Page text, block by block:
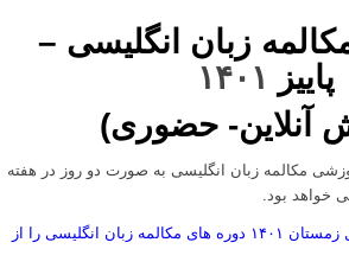
زبان انگلیسی –
پاییز
۱۴۰۱
آنلاین- حضوری)
مکالمه زبان انگلیسی به صورت دو روز در هفته
بود.
برنامه فصل زمستان ۱۴۰۱ دوره های مکالمه زبان انگلیسی را از